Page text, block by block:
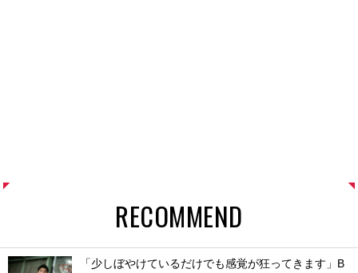
RECOMMEND
「少しぼやけているだけでも感覚が狂ってきます」B